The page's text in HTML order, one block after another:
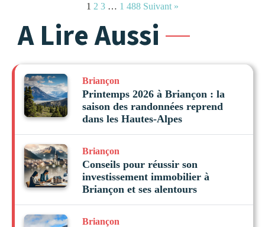
1 2 3 … 1 488 Suivant »
A Lire Aussi
Briançon
Printemps 2026 à Briançon : la
saison des randonnées reprend
dans les Hautes-Alpes
Briançon
Conseils pour réussir son
investissement immobilier à
Briançon et ses alentours
Briançon